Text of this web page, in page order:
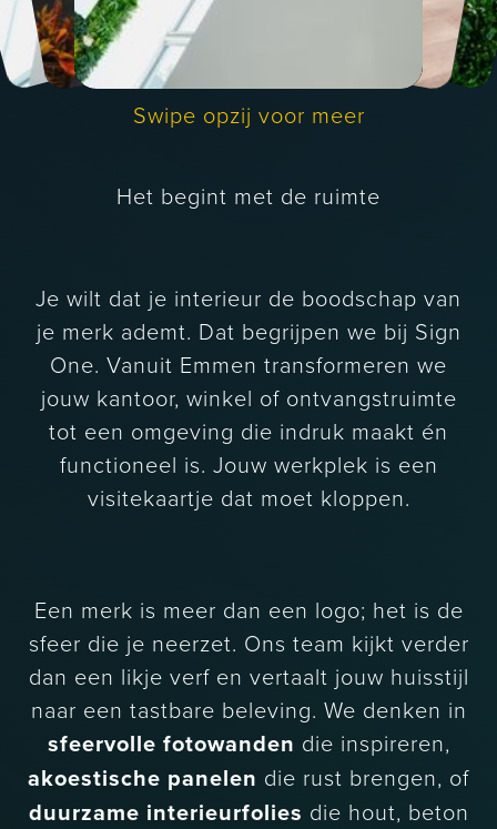
Interieursigning
Branding en
Swipe opzij voor meer
Het begint met de ruimte
Je wilt dat je interieur de boodschap van
je merk ademt. Dat begrijpen we bij Sign
One. Vanuit Emmen transformeren we
jouw kantoor, winkel of ontvangstruimte
tot een omgeving die indruk maakt én
functioneel is. Jouw werkplek is een
visitekaartje dat moet kloppen.
Een merk is meer dan een logo; het is de
sfeer die je neerzet. Ons team kijkt verder
dan een likje verf en vertaalt jouw huisstijl
naar een tastbare beleving. We denken in
sfeervolle fotowanden die inspireren,
akoestische panelen die rust brengen, of
duurzame interieurfolies die hout, beton